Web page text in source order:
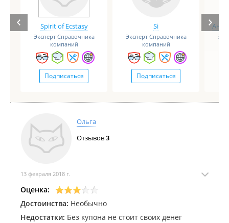
Spirit of Ecstasy
Эксперт Справочника
компаний
Подписаться
Si
Эксперт Справочника
компаний
Подписаться
Ольга
Отзывов3
13 февраля 2018 г.
Оценка:
Достоинства: Необычно
Недостатки: Без купона не стоит своих денег